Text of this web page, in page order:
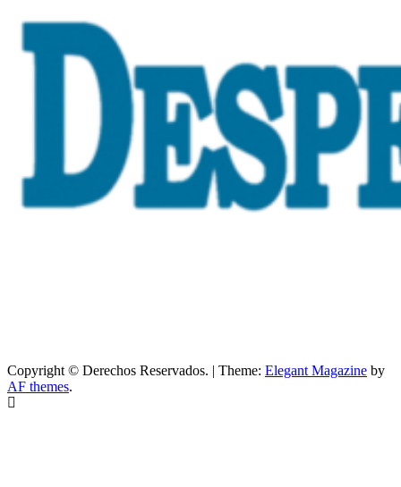
Copyright © Derechos Reservados. | Theme: Elegant Magazine by
AF themes.